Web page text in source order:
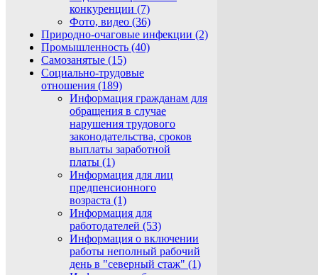
конкуренции (7)
Фото, видео (36)
Природно-очаговые инфекции (2)
Промышленность (40)
Самозанятые (15)
Социально-трудовые
отношения (189)
Информация гражданам для
обращения в случае
нарушения трудового
законодательства, сроков
выплаты заработной
платы (1)
Информация для лиц
предпенсионного
возраста (1)
Информация для
работодателей (53)
Информация о включении
работы неполный рабочий
день в "северный стаж" (1)